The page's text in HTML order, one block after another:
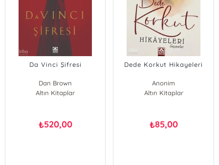
Da Vinci Şifresi
Dan Brown
Altın Kitaplar
₺520,00
Dede Korkut Hikayeleri
Anonim
Altın Kitaplar
₺85,00